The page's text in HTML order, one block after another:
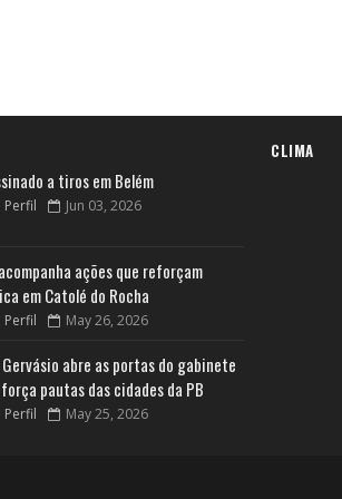
a tiros em Belém
Perfil Jun 03, 2026
ações que reforçam
em Catolé do Rocha
Perfil May 26, 2026
abre as portas do gabinete
pautas das cidades da PB
Perfil May 25, 2026
CLIMA